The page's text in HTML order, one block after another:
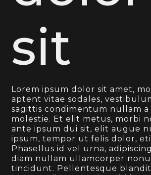
sit
Lorem ipsum dolor sit amet,
aptent vitae sodales,
sagittis condimentum nullam a
molestie. Et elit metus, morbi
ante ipsum dui sit, elit augue
ipsum, tempor ut felis dolor,
Phasellus id vel urna,
diam nullam ullamcorper
tincidunt. Pellentesque